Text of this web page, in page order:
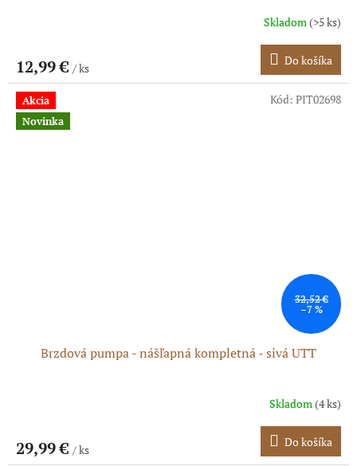
Skladom(>5 ks)
12,99 € / ks
Do košíka
Akcia
Novinka
32,52 €
–7 %
Brzdová pumpa - nášľapná kompletná - sivá UTT
Skladom (4 ks)
29,99 € / ks
Do košíka
Kód: PIT02698